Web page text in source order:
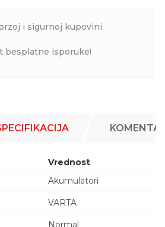
i sigurnoj kupovini.
besplatne isporuke!
Vrednost
Akumulatori
VARTA
Normal